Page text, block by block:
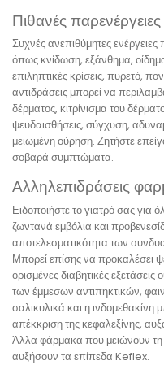
Πιθανές παρενέργειες
Συχνές ανεπιθύμητες
όπως κνίδωση, εξάνθημα,
επιληπτικές κρίσεις, πυρετό,
αντιδράσεις μπορεί να
δέρματος, κιτρίνισμα του
ψευδαισθήσεις, σύγχυση,
μειωμένη ούρηση. Ζητήστε
σοβαρά συμπτώματα.
Αλληλεπιδράσεις
Ειδοποιήστε το γιατρό σας για
ζωντανά εμβόλια και
αποτελεσματικότητα των
Μπορεί επίσης να προκαλέσει
ορισμένες διαβητικές
των έμμεσων αντιπηκτικών,
σαλικυλικά και η ινδομεθακίνη
απέκκριση της κεφαλεξίνης,
Άλλα φάρμακα που μειώνουν τη
αυξήσουν τα επίπεδα Keflex.